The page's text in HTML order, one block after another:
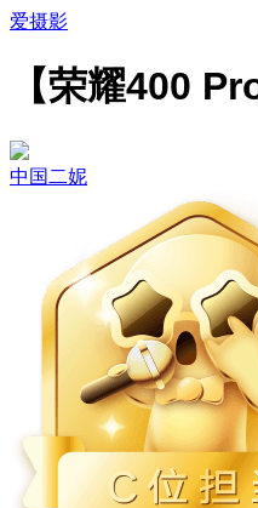
爱摄影
【荣耀400
中国二妮